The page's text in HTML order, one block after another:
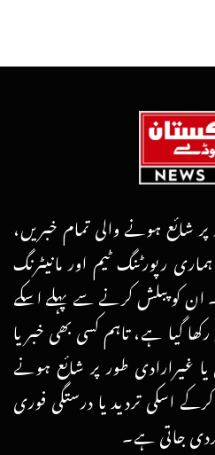
شائع ہونے والی تمام خبریں،
رپورٹنگ ٹیم اور مانیٹرنگ
کو پبلش کرنے سے پہلے اسکے
گیا ہے، تاہم کسی بھی خبر یا
غیرارادی طور پر شائع ہونے
اسکی تردید یا درستگی فوری
جاتی ہے۔